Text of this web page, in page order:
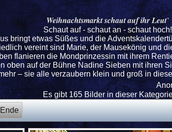
Weihnachtsmarkt schaut auf ihr Leut`
Schaut auf - schaut an - schaut hoch!
bringt etwas Süßes und die
vereint sind Marie, der Mausekönig und
flanieren die Mondprinzessin mit ihrem
oben auf der Bühne Nadine Sieben mit ihren
– sie alle verzaubern klein und groß in
Es gibt 165 Bilder in dieser
Ende